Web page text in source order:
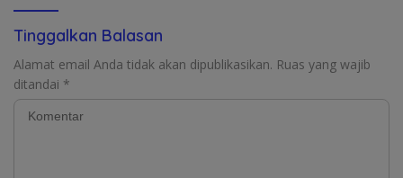
Tinggalkan Balasan
Alamat email Anda tidak akan dipublikasikan. Ruas yang wajib
ditandai *